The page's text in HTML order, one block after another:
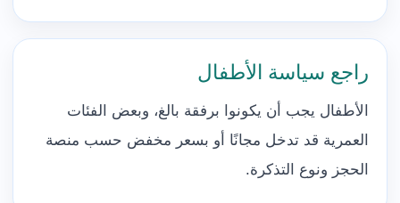
راجع سياسة الأطفال
الأطفال يجب أن يكونوا برفقة بالغ، وبعض الفئات
العمرية قد تدخل مجانًا أو بسعر مخفض حسب منصة
الحجز ونوع التذكرة.